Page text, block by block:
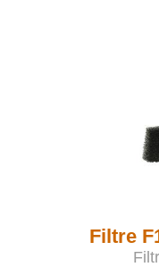
Filtre